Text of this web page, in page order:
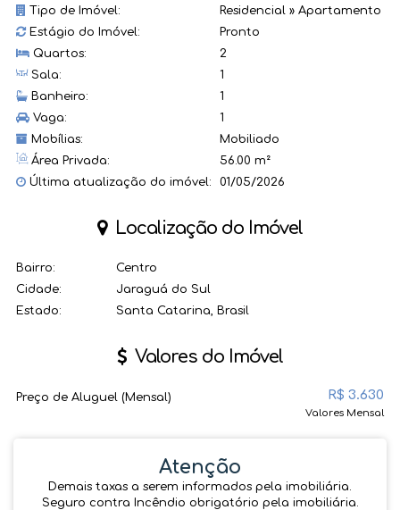
Tipo de Imóvel:
Residencial » Apartamento
Estágio do Imóvel:
Pronto
Quartos:
2
Sala:
1
Banheiro:
1
Vaga:
1
Mobílias:
Mobiliado
Área Privada:
56.00 m²
Última atualização do imóvel:
01/05/2026
Localização do Imóvel
Bairro:
Centro
Cidade:
Jaraguá do Sul
Estado:
Santa Catarina, Brasil
Valores do Imóvel
R$ 3.630
Preço de Aluguel (Mensal)
Valores Mensal
Atenção
Demais taxas a serem informados pela imobiliária.
Seguro contra Incêndio obrigatório pela imobiliária.